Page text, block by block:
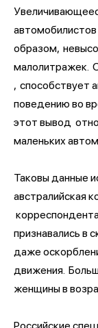
образом,
малолитражек.
, способствует
поведению во
этот вывод
маленьких
Таковы данные
австралийская
признавались в
даже
движения.
женщины в
Российские